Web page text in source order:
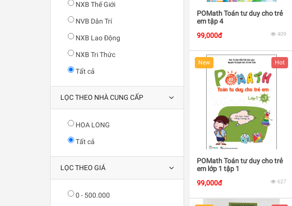
NXB Thế Giới
NVB Dân Trí
NXB Lao Động
NXB Tri Thức
Tất cả
LỌC THEO NHÀ CUNG CẤP
HOA LONG
Tất cả
LỌC THEO GIÁ
0 - 500.000
POMath Toán tư duy cho trẻ
em tập 4
99,000đ
409
New Hot
POMath Toán tư duy cho trẻ
em lớp 1 tập 1
99,000đ
627